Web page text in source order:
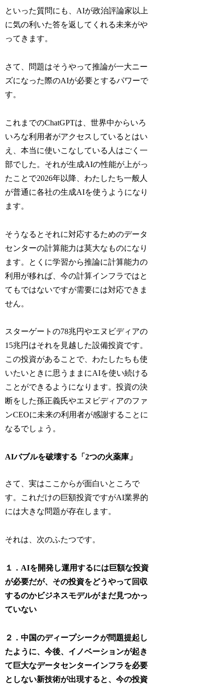
といった質問にも、AIが政治評論家以上
に気の利いた答を返してくれる未来がや
ってきます。
さて、問題はそうやって推論が一大ニー
ズになった際のAIが必要とするパワーで
す。
これまでのChatGPTは、世界中からいろ
いろな利用者がアクセスしているとはい
え、本当に使いこなしている人はごく一
部でした。それが生成AIの性能が上がっ
たことで2026年以降、わたしたち一般人
が普通に各社の生成AIを使うようになり
ます。
そうなるとそれに対応するためのデータ
センターの計算能力は莫大なものになり
ます。とくに学習から推論に計算能力の
利用が移れば、今の計算インフラではと
てもではないですが需要には対応できま
せん。
スターゲートの78兆円やエヌビディアの
15兆円はそれを見越した設備投資です。
この投資があることで、わたしたちも使
いたいときに思うままにAIを使い続ける
ことができるようになります。投資の決
断をした孫正義氏やエヌビディアのファ
ンCEOに未来の利用者が感謝することに
なるでしょう。
AIバブルを破壊する「2つの火薬庫」
さて、実はここからが面白いところで
す。これだけの巨額投資ですがAI業界的
には大きな問題が存在します。
それは、次のふたつです。
１．AIを開発し運用するには巨額な投資
が必要だが、その投資をどうやって回収
するのかビジネスモデルがまだ見つかっ
ていない
２．中国のディープシークが問題提起し
たように、今後、イノベーションが起き
て巨大なデータセンターインフラを必要
としない新技術が出現すると、今の投資